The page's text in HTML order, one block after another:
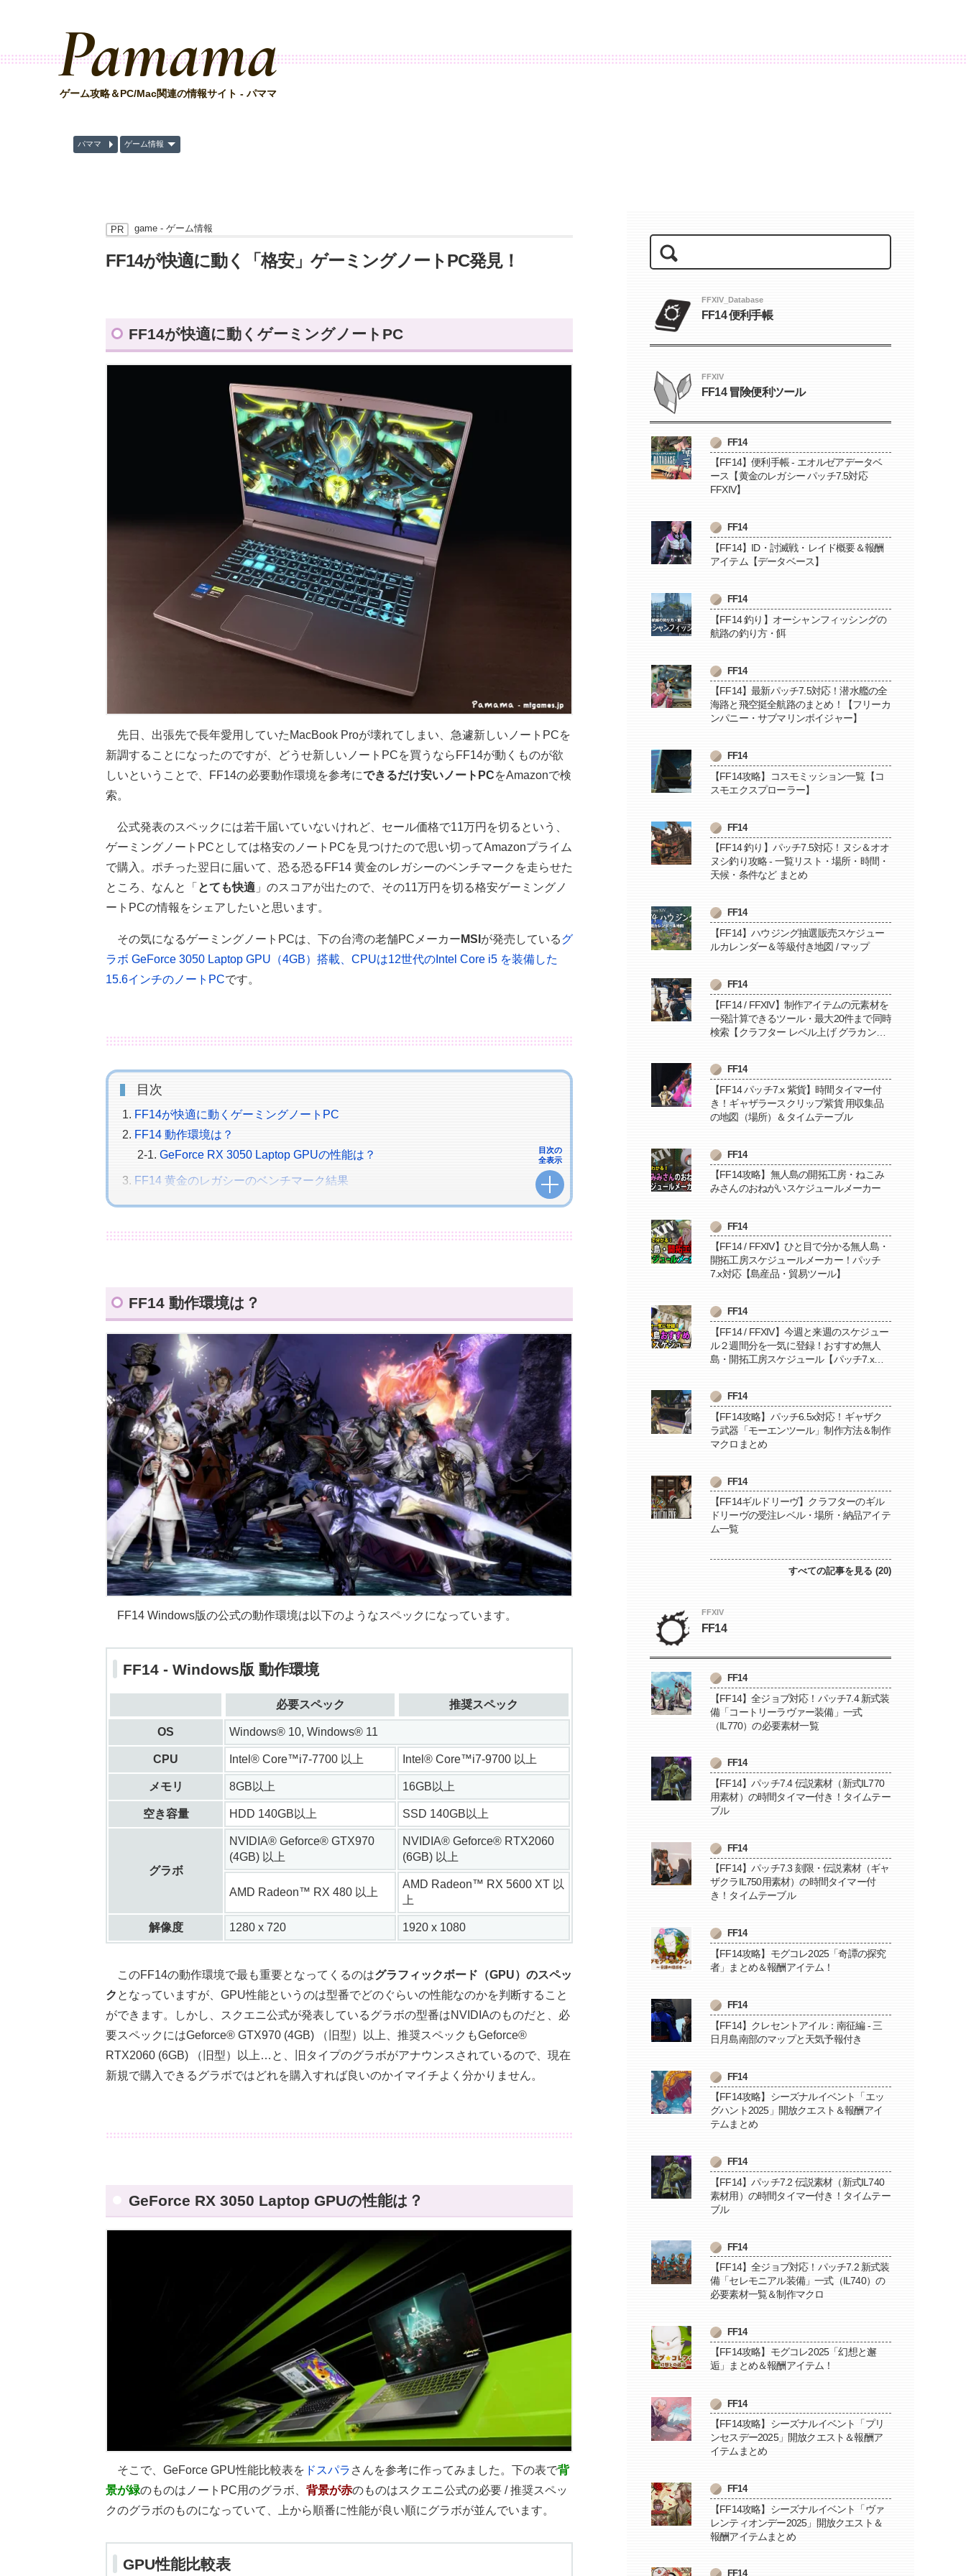
Pamama
ゲーム攻略＆PC/Mac関連の情報サイト - パママ
パママ ゲーム情報
game - ゲーム情報
FF14が快適に動く「格安」ゲーミングノートPC発見！
FF14が快適に動くゲーミングノートPC
先日、出張先で長年愛用していたMacBook Proが壊れてしまい、急遽新しいノートPCを
新調することになったのですが、どうせ新しいノートPCを買うならFF14が動くものが欲
しいということで、FF14の必要動作環境を参考にできるだけ安いノートPCをAmazonで検
索。
公式発表のスペックには若干届いていないけれど、セール価格で11万円を切るという、
ゲーミングノートPCとしては格安のノートPCを見つけたので思い切ってAmazonプライム
で購入。ポチった翌日に届いて、恐る恐るFF14 黄金のレガシーのベンチマークを走らせた
ところ、なんと「 とても快適 」のスコアが出たので、その11万円を切る格安ゲーミングノ
ートPCの情報をシェアしたいと思います。
その気になるゲーミングノートPCは、下の台湾の老舗PCメーカー MSI が発売しているグ
ラボ GeForce 3050 Laptop GPU（4GB）搭載、CPUは12世代のIntel Core i5 を装備した
15.6インチのノートPCです。
目次
FF14が快適に動くゲーミングノートPC
FF14 動作環境は？
GeForce RX 3050 Laptop GPUの性能は？
FF14 黄金のレガシーのベンチマーク結果
目次の
全表示
FF14 動作環境は？
FF14 Windows版の公式の動作環境は以下のようなスペックになっています。
FF14 - Windows版 動作環境
必要スペック 推奨スペック
OS Windows® 10, Windows® 11
CPU Intel® Core™i7-7700 以上 Intel® Core™i7-9700 以上
メモリ 8GB以上 16GB以上
空き容量 HDD 140GB以上 SSD 140GB以上
グラボ
NVIDIA® Geforce® GTX970
(4GB) 以上
NVIDIA® Geforce® RTX2060
(6GB) 以上
AMD Radeon™ RX 480 以上
AMD Radeon™ RX 5600 XT 以
上
解像度 1280 x 720 1920 x 1080
このFF14の動作環境で最も重要となってくるのはグラフィックボード（GPU）のスペッ
ク となっていますが、GPU性能というのは型番でどのぐらいの性能なのかを判断すること
ができます。しかし、スクエニ公式が発表しているグラボの型番はNVIDIAのものだと、必
要スペックにはGeforce® GTX970 (4GB) （旧型）以上、推奨スペックもGeforce®
RTX2060 (6GB) （旧型）以上…と、旧タイプのグラボがアナウンスされているので、現在
新規で購入できるグラボではどれを購入すれば良いのかイマイチよく分かりません。
GeForce RX 3050 Laptop GPUの性能は？
そこで、GeForce GPU性能比較表を ドスパラ さんを参考に作ってみました。下の表で背
景が緑のものはノートPC用のグラボ、 背景が赤のものはスクエニ公式の必要 / 推奨スペッ
クのグラボのものになっていて、上から順番に性能が良い順にグラボが並んでいます。
GPU性能比較表
FFXIV_Database
FF14 便利手帳
FFXIV
FF14 冒険便利ツール
FF14
【FF14】便利手帳 - エオルゼアデータベ
ース【黄金のレガシー パッチ7.5対応
FFXIV】
FF14
【FF14】ID・討滅戦・レイド概要＆報酬
アイテム【データベース】
FF14
【FF14 釣り】オーシャンフィッシングの
航路の釣り方・餌
FF14
【FF14】最新パッチ7.5対応！潜水艦の全
海路と飛空挺全航路のまとめ！【フリーカ
ンパニー・サブマリンボイジャー】
FF14
【FF14攻略】コスモミッション一覧【コ
スモエクスプローラー】
FF14
【FF14 釣り】パッチ7.5対応！ヌシ＆オオ
ヌシ釣り攻略 - 一覧リスト・場所・時間・
天候・条件など まとめ
FF14
【FF14】ハウジング抽選販売スケジュー
ルカレンダー＆等級付き地図 / マップ
FF14
【FF14 / FFXIV】制作アイテムの元素材を
一発計算できるツール・最大20件まで同時
検索【クラフター レベル上げ グラカン納
FF14
【FF14 パッチ7.x 紫貨】時間タイマー付
き！ギャザラースクリップ紫貨 用収集品
の地図（場所）＆タイムテーブル
FF14
【FF14攻略】無人島の開拓工房・ねこみ
みさんのおねがいスケジュールメーカー
FF14
【FF14 / FFXIV】ひと目で分かる無人島・
開拓工房スケジュールメーカー！パッチ
7.x対応【島産品・貿易ツール】
FF14
【FF14 / FFXIV】今週と来週のスケジュー
ル２週間分を一気に登録！おすすめ無人
島・開拓工房スケジュール【パッチ7.x対
FF14
【FF14攻略】パッチ6.5x対応！ギャザク
ラ武器「モーエンツール」制作方法＆制作
マクロまとめ
FF14
【FF14ギルドリーヴ】クラフターのギル
ドリーヴの受注レベル・場所・納品アイテ
ム一覧
すべての記事を見る (20)
FFXIV
FF14
FF14
【FF14】全ジョブ対応！パッチ7.4 新式装
備「コートリーラヴァー装備」一式
（IL770）の必要素材一覧
FF14
【FF14】パッチ7.4 伝説素材（新式IL770
用素材）の時間タイマー付き！タイムテー
ブル
FF14
【FF14】パッチ7.3 刻限・伝説素材（ギャ
ザクラIL750用素材）の時間タイマー付
き！タイムテーブル
FF14
【FF14攻略】モグコレ2025「奇譚の探究
者」まとめ＆報酬アイテム！
FF14
【FF14】クレセントアイル：南征編 - 三
日月島南部のマップと天気予報付き
FF14
【FF14攻略】シーズナルイベント「エッ
グハント2025」開放クエスト＆報酬アイ
テムまとめ
FF14
【FF14】パッチ7.2 伝説素材（新式IL740
素材用）の時間タイマー付き！タイムテー
ブル
FF14
【FF14】全ジョブ対応！パッチ7.2 新式装
備「セレモニアル装備」一式（IL740）の
必要素材一覧＆制作マクロ
FF14
【FF14攻略】モグコレ2025「幻想と邂
逅」まとめ＆報酬アイテム！
FF14
【FF14攻略】シーズナルイベント「プリ
ンセスデー2025」開放クエスト＆報酬ア
イテムまとめ
FF14
【FF14攻略】シーズナルイベント「ヴァ
レンティオンデー2025」開放クエスト＆
報酬アイテムまとめ